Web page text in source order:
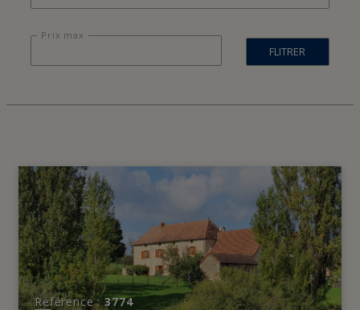
Prix max
FLITRER
Référence :3774